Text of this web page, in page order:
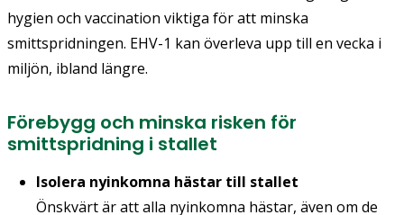
hygien och vaccination viktiga för att minska
smittspridningen. EHV-1 kan överleva upp till en vecka i
miljön, ibland längre.
Förebygg och minska risken för
smittspridning i stallet
Isolera nyinkomna hästar till stallet
Önskvärt är att alla nyinkomna hästar, även om de